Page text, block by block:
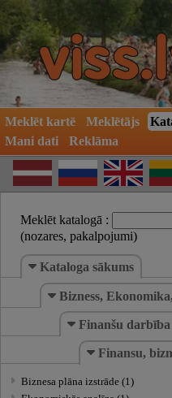
Meklēt kartē Meklētājs
Mani dati
Reklāma
Meklēt katalogā :
(nozares, pakalpojumi)
Kataloga sākums
Bizness,
Finanšu darbība
Finansu,
Biznesa plāna izstrāde (1)